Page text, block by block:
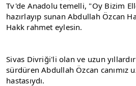
Tv'de Anadolu temelli, "Oy Bizim
hazırlayıp sunan Abdullah Özcan
Hakk rahmet eylesin.
Sivas Divriği'li olan ve uzun yıllardır
sürdüren Abdullah Özcan canımız
hastasıydı.